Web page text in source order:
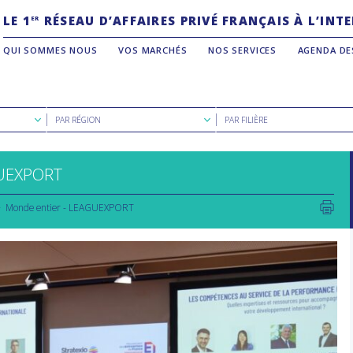
LE 1 ER RÉSEAU D’AFFAIRES PRIVÉ FRANÇAIS À
QUI SOMMES NOUS VOS MARCHÉS NOS SERVICES AGENDA
Rechercher
parPAR RÉGION
Rechercher
parPAR FILIÈRE
Monde entier - LEAGUEXPORT